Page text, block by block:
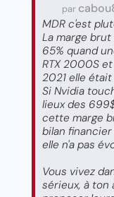
par
MDR c'est
La marge
65% quand
RTX 2000S
2021 elle
Si Nvidia
lieux des
cette marge
bilan
elle n'a pas
Vous vivez
sérieux, à ton